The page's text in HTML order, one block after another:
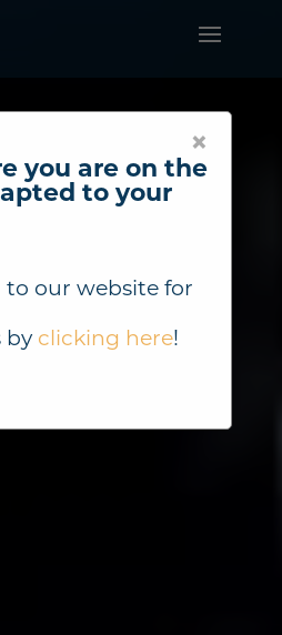
×
you are on the
to your
to our website for
by clicking here!